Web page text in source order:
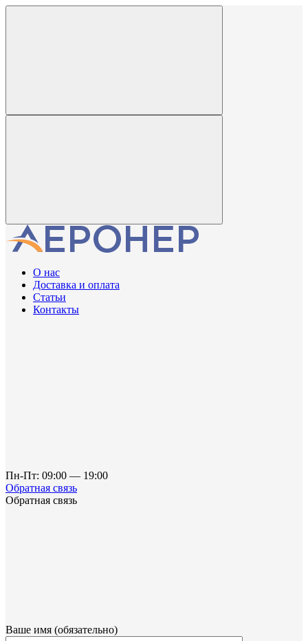
О нас
Доставка и оплата
Статьи
Контакты
Пн-Пт: 09:00 — 19:00
Обратная связь
Обратная связь
Ваше имя (обязательно)